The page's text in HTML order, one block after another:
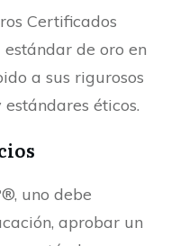
Certificados
de oro en
a sus rigurosos
éticos.
uno debe
aprobar un